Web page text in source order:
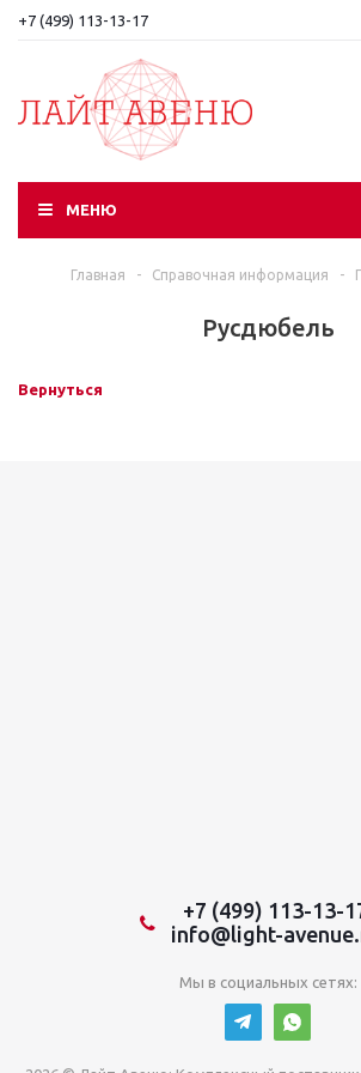
+7 (499) 113-13-17
МЕНЮ
Главная - Справочная информация -
Русдюбель
Вернуться
+7 (499) 113-13-
info@light-
Мы в социальных сетях: